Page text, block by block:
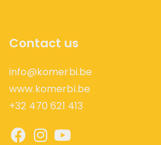
Contact us
info@komerbi.be
www.komerbi.be
+32 470 621 413